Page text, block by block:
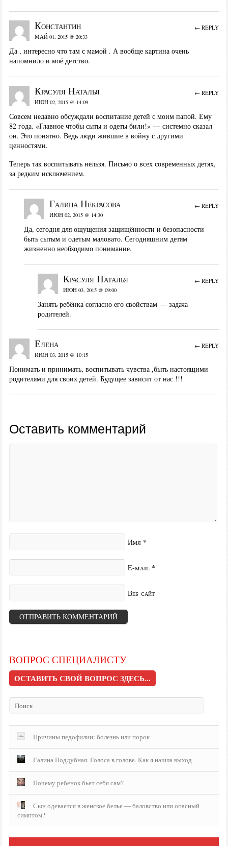
Константин
МАЙ 01, 2015 @ 20:33
Да , интересно что там с мамой . А вообще картина очень
напомнило и моё детство.
← REPLY
Красуля Наталья
ИЮН 02, 2015 @ 14:09
Совсем недавно обсуждали воспитание детей с моим папой. Ему
82 года. «Главное чтобы сыты и одеты били!» — системно сказал
он. Это понятно. Ведь люди жившие в войну с другими
ценностями.
Теперь так воспитывать нельзя. Письмо о всех современных детях,
за редким исключением.
← REPLY
Галина Некрасова
ИЮН 02, 2015 @ 14:30
Да, сегодня для ощущения защищённости и безопасности
быть сытым и одетым маловато. Сегодняшним детям
жизненно необходимо понимание.
← REPLY
Красуля Наталья
ИЮН 03, 2015 @ 09:00
Занять ребёнка согласно его свойствам — задача
родителей.
← REPLY
Елена
ИЮН 03, 2015 @ 10:15
Понимать и принимать, воспитывать чувства ,быть настоящими
родителями для своих детей. Будущее зависит от нас !!!
← REPLY
Оставить комментарий
Имя *
E-mail *
Веб-сайт
ВОПРОС СПЕЦИАЛИСТУ
ОСТАВИТЬ СВОЙ ВОПРОС ЗДЕСЬ...
Причины педофилии: болезнь или порок
Галина Поддубная. Голоса в голове. Как я нашла выход
Почему ребенок бьет себя сам?
Сын одевается в женское белье — баловство или опасный
симптом?